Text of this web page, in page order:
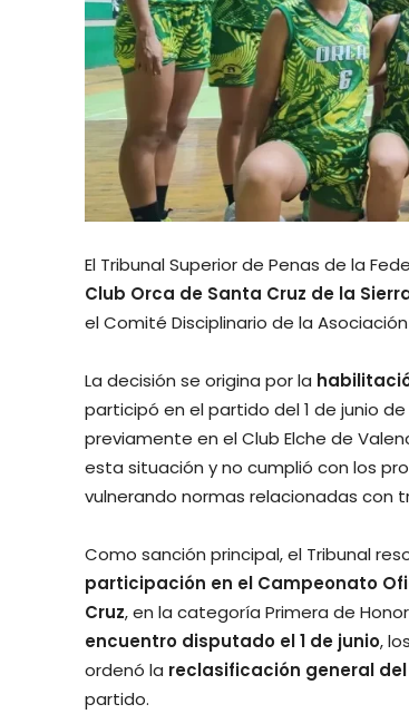
El Tribunal Superior de Penas de la
Club Orca de Santa Cruz de la
el Comité Disciplinario de la
La decisión se origina por la
participó en el partido del 1 de junio
previamente en el Club Elche de
esta situación y no cumplió con los
vulnerando normas relacionadas con
Como sanción principal, el Tribunal
participación en el Campeonato
Cruz, en la categoría Primera de
encuentro disputado el 1 de junio,
ordenó la reclasificación general
partido.